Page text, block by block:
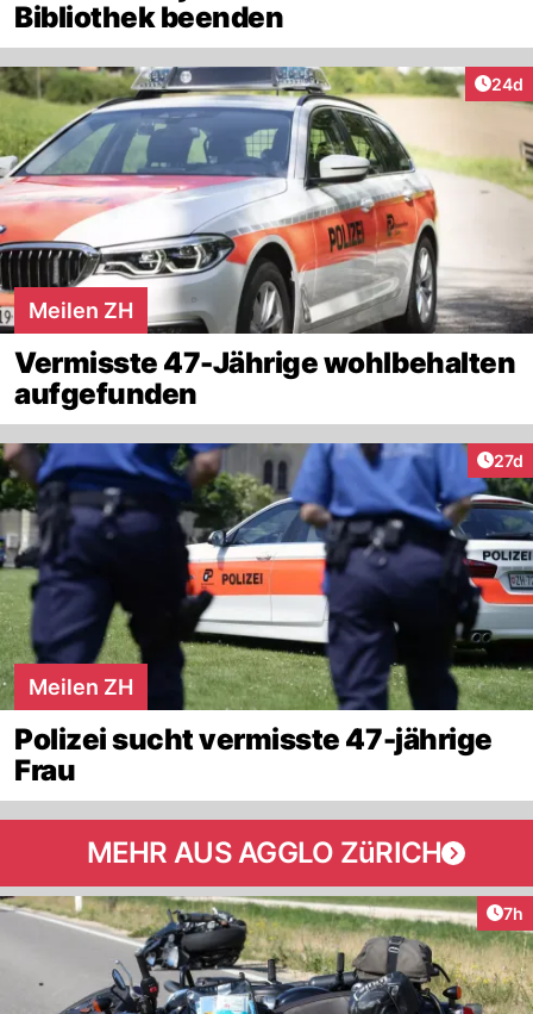
Bibliothek beenden
24d
Meilen ZH
Vermisste 47-Jährige wohlbehalten
aufgefunden
27d
Meilen ZH
Polizei sucht vermisste 47-jährige
Frau
MEHR AUS AGGLO ZüRICH
7h